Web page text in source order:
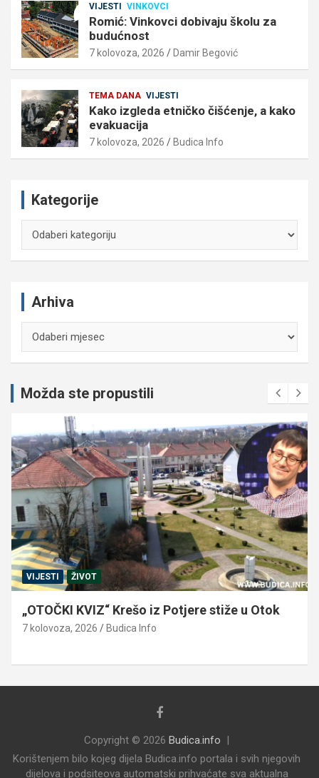
VIJESTI VINKOVCI
Romić: Vinkovci dobivaju školu za
budućnost
7 kolovoza, 2026 Damir Begović
TEMA DANA VIJESTI
Kako izgleda etničko čišćenje, a kako
evakuacija
7 kolovoza, 2026 Budica Info
Kategorije
Arhiva
Možda ste propustili
VIJESTI ŽIVOT
„OTOČKI KVIZ“ Krešo iz Potjere stiže u Otok
7 kolovoza, 2026 Budica Info
Copyright © 2026 Budica.info
Korištenjem bilo kojeg dijela Budica.info portala i svih njegovih
dijelova i podsiteova automatski prihvaćate sva aktualna